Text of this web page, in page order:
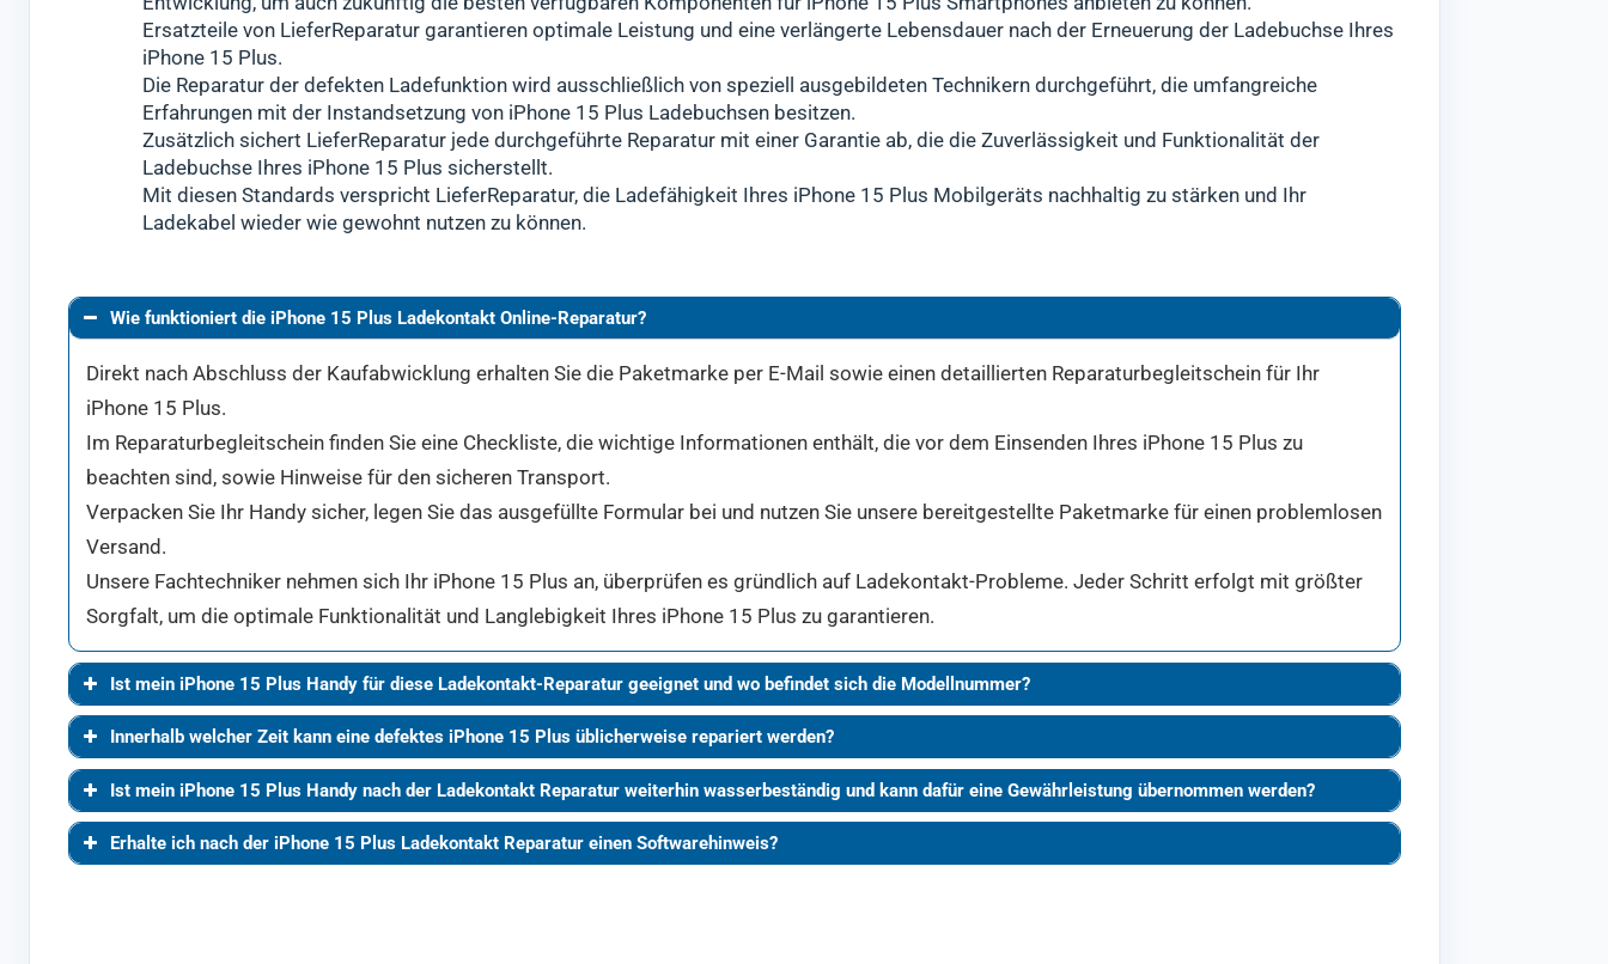
Ersatzteile von LieferReparatur garantieren optimale Leistung und eine verlängerte Lebensdauer nach der Erneuerung der Ladebuchse Ihres
iPhone 15 Plus.
Die Reparatur der defekten Ladefunktion wird ausschließlich von speziell ausgebildeten Technikern durchgeführt, die umfangreiche
Erfahrungen mit der Instandsetzung von iPhone 15 Plus Ladebuchsen besitzen.
Zusätzlich sichert LieferReparatur jede durchgeführte Reparatur mit einer Garantie ab, die die Zuverlässigkeit und Funktionalität der
Ladebuchse Ihres iPhone 15 Plus sicherstellt.
Mit diesen Standards verspricht LieferReparatur, die Ladefähigkeit Ihres iPhone 15 Plus Mobilgeräts nachhaltig zu stärken und Ihr
Ladekabel wieder wie gewohnt nutzen zu können.
Wie funktioniert die iPhone 15 Plus Ladekontakt Online-Reparatur?
Direkt nach Abschluss der Kaufabwicklung erhalten Sie die Paketmarke per E-Mail sowie einen detaillierten Reparaturbegleitschein für Ihr
iPhone 15 Plus.
Im Reparaturbegleitschein finden Sie eine Checkliste, die wichtige Informationen enthält, die vor dem Einsenden Ihres iPhone 15 Plus zu
beachten sind, sowie Hinweise für den sicheren Transport.
Verpacken Sie Ihr Handy sicher, legen Sie das ausgefüllte Formular bei und nutzen Sie unsere bereitgestellte Paketmarke für einen problemlosen
Versand.
Unsere Fachtechniker nehmen sich Ihr iPhone 15 Plus an, überprüfen es gründlich auf Ladekontakt-Probleme. Jeder Schritt erfolgt mit größter
Sorgfalt, um die optimale Funktionalität und Langlebigkeit Ihres iPhone 15 Plus zu garantieren.
Ist mein iPhone 15 Plus Handy für diese Ladekontakt-Reparatur geeignet und wo befindet sich die Modellnummer?
Innerhalb welcher Zeit kann eine defektes iPhone 15 Plus üblicherweise repariert werden?
Ist mein iPhone 15 Plus Handy nach der Ladekontakt Reparatur weiterhin wasserbeständig und kann dafür eine Gewährleistung übernommen werden?
Erhalte ich nach der iPhone 15 Plus Ladekontakt Reparatur einen Softwarehinweis?